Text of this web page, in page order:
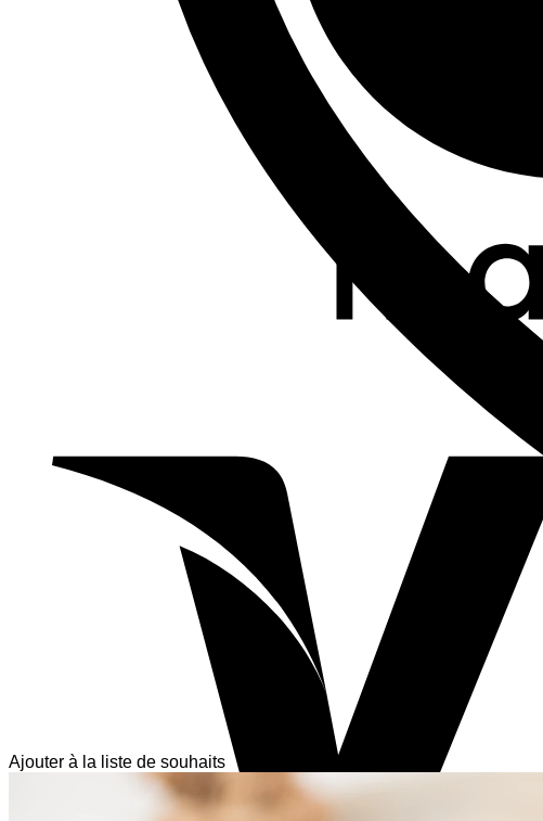
Ajouter à la liste de souhaits